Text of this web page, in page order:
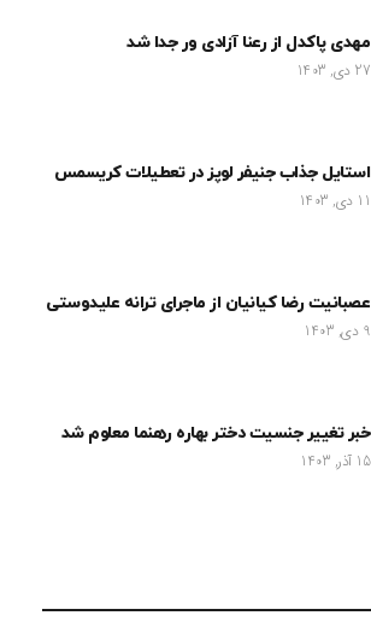
مهدی پاکدل از رعنا آزادی ور جدا شد
27 دی, 1403
استایل جذاب جنیفر لوپز در تعطیلات کریسمس
11 دی, 1403
عصبانیت رضا کیانیان از ماجرای ترانه علیدوستی
9 دی, 1403
خبر تغییر جنسیت دختر بهاره رهنما معلوم شد
15 آذر, 1403